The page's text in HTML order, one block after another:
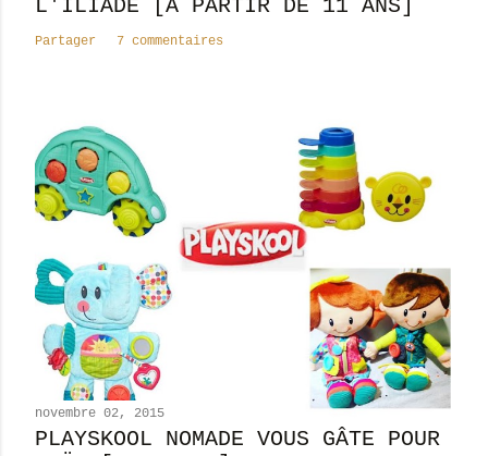
i
L'ILIADE [À PARTIR DE 11 ANS]
Partager 7 commentaires
novembre 02, 2015
PLAYSKOOL NOMADE VOUS GÂTE POUR